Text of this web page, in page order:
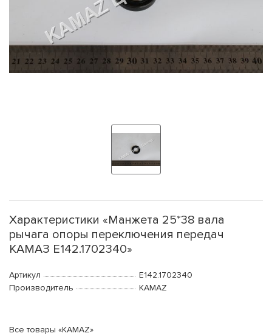
Характеристики «Манжета 25*38 вала
рычага опоры переключения передач
КАМАЗ Е142.1702340»
Артикул
Е142.1702340
Производитель
KAMAZ
Все товары «KAMAZ»